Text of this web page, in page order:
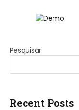
Pesquisar
Recent Posts